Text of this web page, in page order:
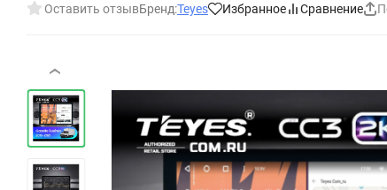
Оставить отзывБренд:Teyes Избранное Сравнение
‹